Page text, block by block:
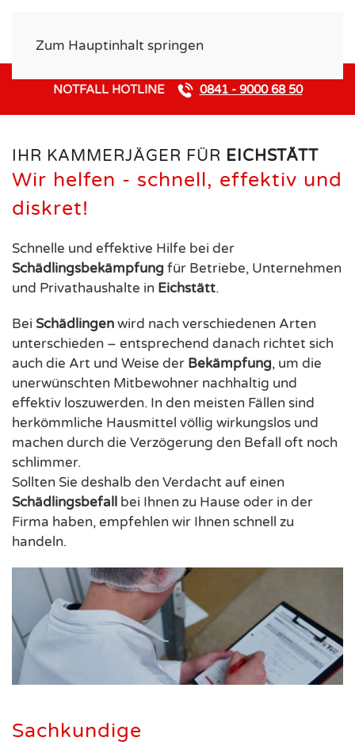
Zum Hauptinhalt springen
NOTFALL HOTLINE 0841 - 9000 68 50
Eichstätt
IHR KAMMERJÄGER FÜR EICHSTÄTT
Wir helfen - schnell, effektiv und
diskret!
Schnelle und effektive Hilfe bei der
Schädlingsbekämpfung für Betriebe, Unternehmen
und Privathaushalte in Eichstätt.
Bei Schädlingenwird nach verschiedenen Arten
unterschieden – entsprechend danach richtet sich
auch die Art und Weise der Bekämpfung, um die
unerwünschten Mitbewohner nachhaltig und
effektiv loszuwerden. In den meisten Fällen sind
herkömmliche Hausmittel völlig wirkungslos und
machen durch die Verzögerung den Befall oft noch
schlimmer.
Sollten Sie deshalb den Verdacht auf einen
Schädlingsbefall bei Ihnen zu Hause oder in der
Firma haben, empfehlen wir Ihnen schnell zu
handeln.
Sachkundige